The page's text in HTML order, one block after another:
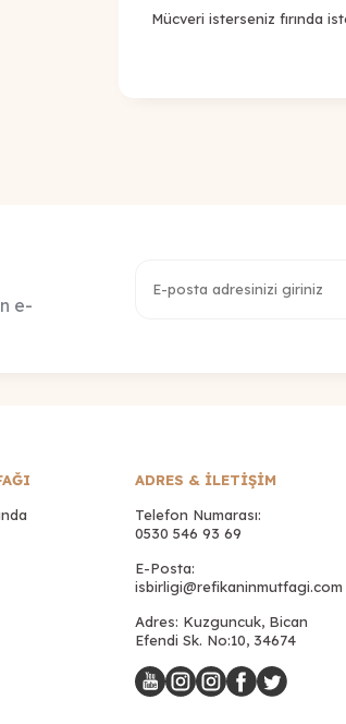
Mücveri isterseniz fırında
e-
ADRES & İLETIŞIM
Telefon Numarası:
0530 546 93 69
E-Posta:
isbirligi@refikaninmutfagi.com
Adres: Kuzguncuk, Bican
Efendi Sk. No:10, 34674